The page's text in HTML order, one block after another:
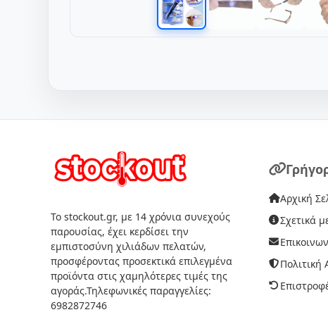
Το stockout.gr, με 14 χρόνια συνεχούς
παρουσίας, έχει κερδίσει την
εμπιστοσύνη χιλιάδων πελατών,
προσφέροντας προσεκτικά επιλεγμένα
προϊόντα στις χαμηλότερες τιμές της
αγοράς.Τηλεφωνικές παραγγελίες:
6982872746
Αρχική
Σχετικά
Πολιτική